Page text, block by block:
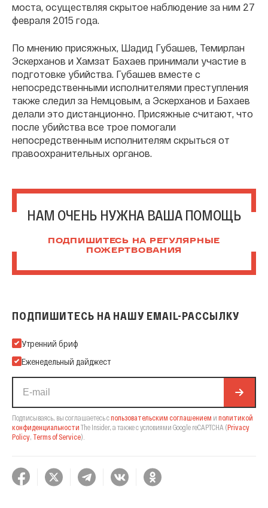
моста, осуществляя скрытое наблюдение за ним 27
февраля 2015 года.
По мнению присяжных, Шадид Губашев, Темирлан
Эскерханов и Хамзат Бахаев принимали участие в
подготовке убийства. Губашев вместе с
непосредственными исполнителями преступления
также следил за Немцовым, а Эскерханов и Бахаев
делали это дистанционно. Присяжные считают, что
после убийства все трое помогали
непосредственным исполнителям скрыться от
правоохранительных органов.
НАМ ОЧЕНЬ НУЖНА ВАША ПОМОЩЬ
ПОДПИШИТЕСЬ НА РЕГУЛЯРНЫЕ
ПОЖЕРТВОВАНИЯ
ПОДПИШИТЕСЬ НА НАШУ EMAIL-РАССЫЛКУ
Подпишитесь на нашу Email-рассылку
Утренний бриф
Еженедельный дайджест
Подписываясь, вы соглашаетесь спользовательским соглашением и политикой
конфиденциальности The Insider, а также с условиями Google reCAPTCHA (Privacy
Policy, Terms of Service).